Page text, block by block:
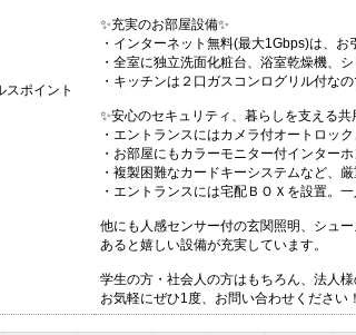
スポイント
✨充実のお部屋設備✨
・インターネット無料(最大1Gbps)は、お
・全室に独立洗面化粧台、浴室乾燥機、
・キッチンは２口ガスコンログリル付な
✨安心のセキュリティ、暮らしを支える共
・エントランスにはカメラ付オートロッ
・お部屋にもカラーモニター付インター
・複製困難なカードキーシステムなど、
・エントランスには宅配ＢＯＸを設置。
他にも人感センサー付の玄関照明、シュ
あると嬉しい設備が充実しています。
学生の方・社会人の方はもちろん、法人様
お気軽にぜひ1度、お問い合わせください！